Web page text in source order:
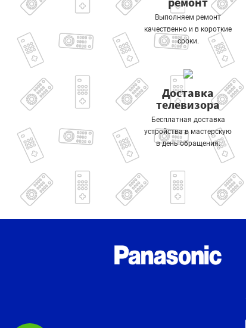
Выполняем ремонт
качественно и в короткие
сроки.
Доставка
телевизора
Бесплатная доставка
устройства в мастерскую
в день обращения.